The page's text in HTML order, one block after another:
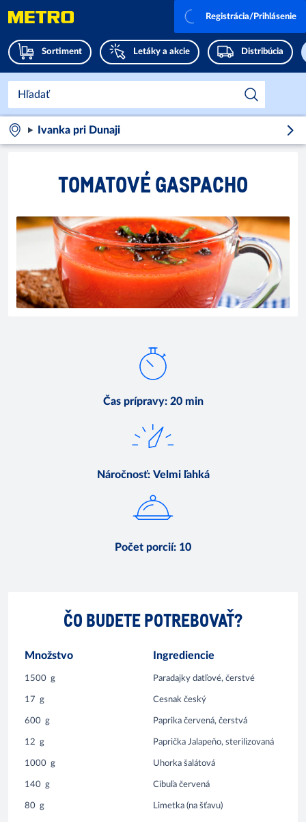
Sortiment Letáky a akcie Distribúcia
Registrácia/Prihlásenie
Ivanka pri Dunaji
TOMATOVÉ GASPACHO
Čas prípravy: 20 min
Náročnosť: Velmi ľahká
Počet porcií: 10
ČO BUDETE POTREBOVAŤ?
Množstvo Ingrediencie
1500 g Paradajky datľové, čerstvé
17 g Cesnak český
600 g Paprika červená, čerstvá
12 g Paprička Jalapeňo, sterilizovaná
1000 g Uhorka šalátová
140 g Cibuľa červená
80 g Limetka (na šťavu)